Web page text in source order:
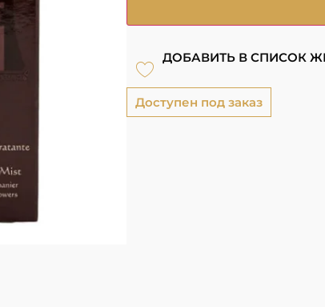
ДОБАВИТЬ В СПИСОК
Доступен под заказ